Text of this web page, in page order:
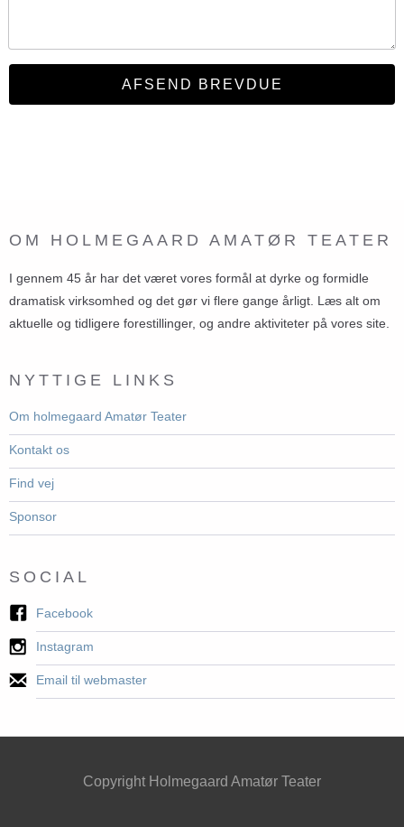
OM HOLMEGAARD AMATØR TEATER
I gennem 45 år har det været vores formål at dyrke og formidle
dramatisk virksomhed og det gør vi flere gange årligt. Læs alt om
aktuelle og tidligere forestillinger, og andre aktiviteter på vores site.
NYTTIGE LINKS
Om holmegaard Amatør Teater
Kontakt os
Find vej
Sponsor
SOCIAL
Facebook
Instagram
Email til webmaster
Copyright Holmegaard Amatør Teater